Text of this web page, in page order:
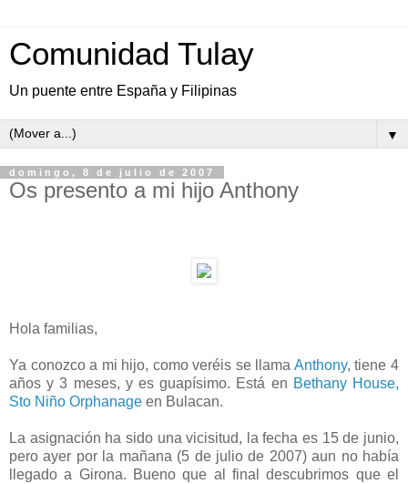
Comunidad Tulay
Un puente entre España y Filipinas
▼
domingo, 8 de julio de 2007
Os presento a mi hijo Anthony
Hola familias,
Ya conozco a mi hijo, como veréis se llama Anthony, tiene 4
años y 3 meses, y es guapísimo. Está en Bethany House,
Sto Niño Orphanage en Bulacan.
La asignación ha sido una vicisitud, la fecha es 15 de junio,
pero ayer por la mañana (5 de julio de 2007) aun no había
llegado a Girona. Bueno que al final descubrimos que el